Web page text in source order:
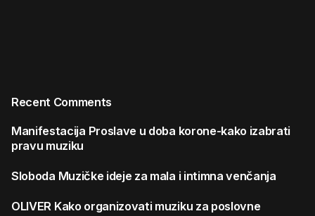
Recent Comments
Manifestacija Proslave u doba korone-kako izabrati
pravu muziku
Sloboda Muzičke ideje za mala i intimna venčanja
OLIVER Kako organizovati muziku za poslovne